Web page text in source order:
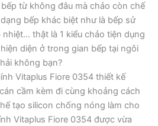
từ không đâu mà chảo còn chế
bếp khác biệt như là bếp sử
thật là 1 kiểu chảo tiện dụng
diện ở trong gian bếp tại ngôi
không bạn?
Vitaplus Fiore 0354 thiết kế
cầm kèm đi cùng khoảng cách
tạo silicon chống nóng làm cho
Vitaplus Fiore 0354 được vừa